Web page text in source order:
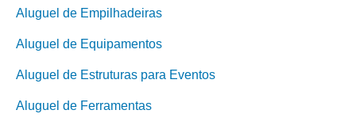
Aluguel de Empilhadeiras
Aluguel de Equipamentos
Aluguel de Estruturas para Eventos
Aluguel de Ferramentas